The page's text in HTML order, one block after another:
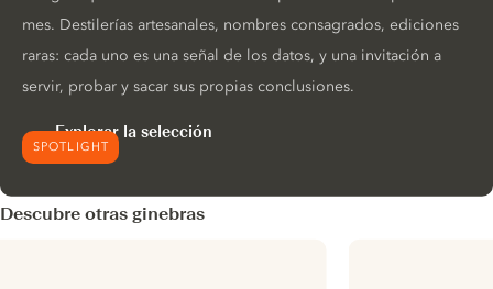
SPOTLIGHT
mes. Destilerías artesanales, nombres consagrados, ediciones
raras: cada uno es una señal de los datos, y una invitación a
servir, probar y sacar sus propias conclusiones.
Explorar la selección
Descubre otras ginebras